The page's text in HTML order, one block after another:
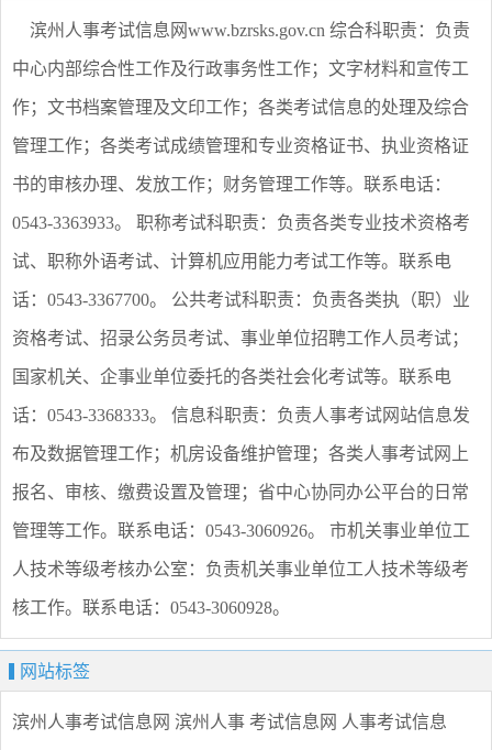
滨州人事考试信息网www.bzrsks.gov.cn 综合科职责：负责
中心内部综合性工作及行政事务性工作；文字材料和宣传工
作；文书档案管理及文印工作；各类考试信息的处理及综合
管理工作；各类考试成绩管理和专业资格证书、执业资格证
书的审核办理、发放工作；财务管理工作等。联系电话：
0543-3363933。 职称考试科职责：负责各类专业技术资格考
试、职称外语考试、计算机应用能力考试工作等。联系电
话：0543-3367700。 公共考试科职责：负责各类执（职）业
资格考试、招录公务员考试、事业单位招聘工作人员考试；
国家机关、企事业单位委托的各类社会化考试等。联系电
话：0543-3368333。 信息科职责：负责人事考试网站信息发
布及数据管理工作；机房设备维护管理；各类人事考试网上
报名、审核、缴费设置及管理；省中心协同办公平台的日常
管理等工作。联系电话：0543-3060926。 市机关事业单位工
人技术等级考核办公室：负责机关事业单位工人技术等级考
核工作。联系电话：0543-3060928。
网站标签
滨州人事考试信息网 滨州人事 考试信息网 人事考试信息